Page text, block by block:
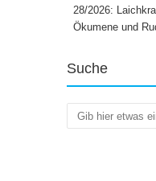
28/2026:
Ökumene und
Suche
Suchen